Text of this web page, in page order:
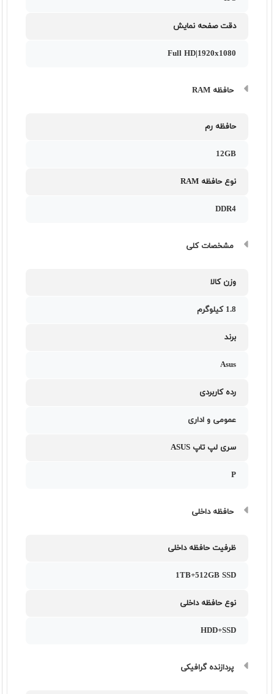
دقت صفحه نمایش
Full HD|1920x1080
حافظه RAM
حافظه رم
12GB
نوع حافظه RAM
DDR4
مشخصات کلی
وزن کالا
1.8 کیلوگرم
برند
Asus
رده کاربردی
عمومی و اداری
سری لپ تاپ ASUS
P
حافظه داخلی
ظرفیت حافظه داخلی
1TB+512GB SSD
نوع حافظه داخلی
HDD+SSD
پردازنده گرافیکی